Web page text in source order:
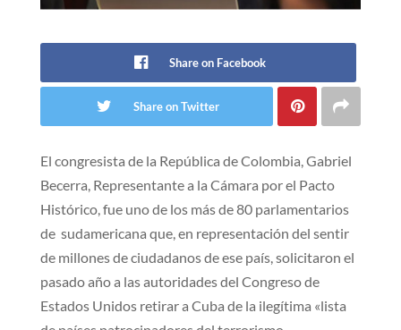
Share on Facebook
Share on Twitter
El congresista de la República de Colombia, Gabriel
Becerra, Representante a la Cámara por el Pacto
Histórico, fue uno de los más de 80 parlamentarios
de sudamericana que, en representación del sentir
de millones de ciudadanos de ese país, solicitaron el
pasado año a las autoridades del Congreso de
Estados Unidos retirar a Cuba de la ilegítima «lista